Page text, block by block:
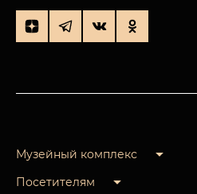
Музейный комплекс
Посетителям